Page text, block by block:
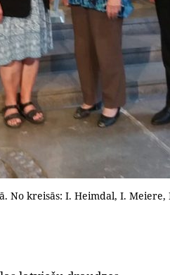
No kreisās: I. Heimdal, I. Meiere,